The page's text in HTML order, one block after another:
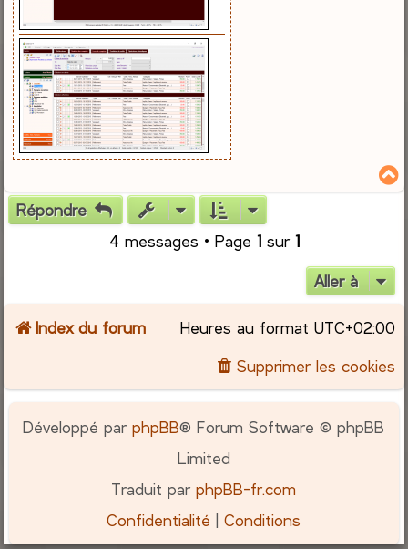
Répondre
4 messages • Page 1sur 1
Aller à
Index du forum Heures au format UTC+02:00
Supprimer les cookies
Développé parphpBB® Forum Software © phpBB
Limited
Traduit parphpBB-fr.com
Confidentialité |Conditions